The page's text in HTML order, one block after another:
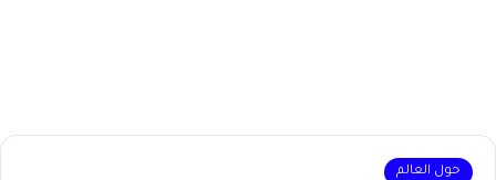
حول العالم